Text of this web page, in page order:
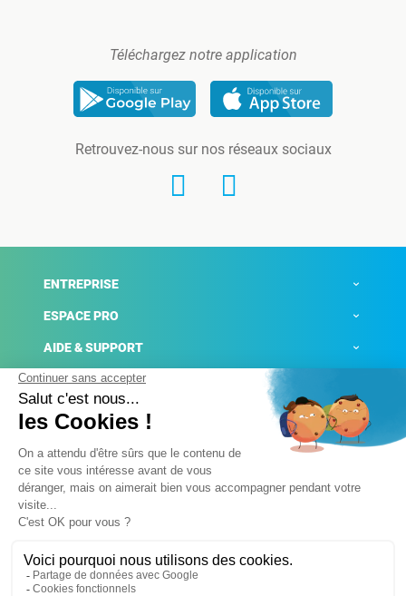
Téléchargez notre application
Retrouvez-nous sur nos réseaux sociaux
ENTREPRISE
ESPACE PRO
AIDE & SUPPORT
ACTUALITÉS
Mentions légales
Conditions générales de ventes